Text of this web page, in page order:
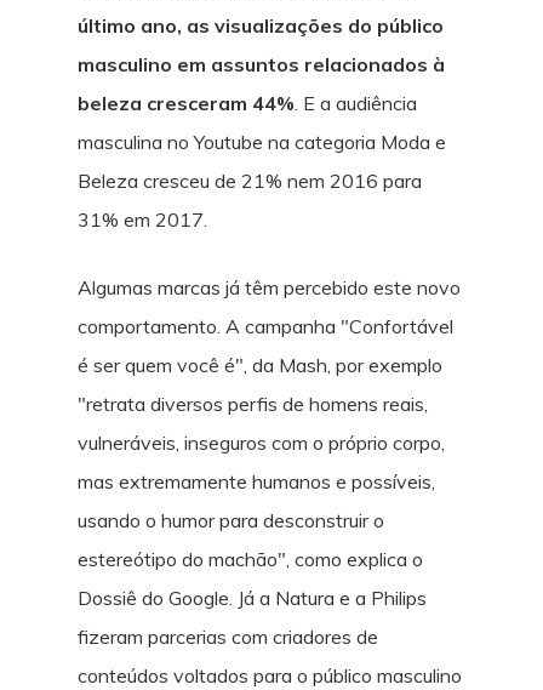
último ano, as visualizações do público
masculino em assuntos relacionados à
beleza cresceram 44%. E a audiência
masculina no Youtube na categoria Moda e
Beleza cresceu de 21% nem 2016 para
31% em 2017.
Algumas marcas já têm percebido este novo
comportamento. A campanha "Confortável
é ser quem você é", da Mash, por exemplo
"retrata diversos perfis de homens reais,
vulneráveis, inseguros com o próprio corpo,
mas extremamente humanos e possíveis,
usando o humor para desconstruir o
estereótipo do machão", como explica o
Dossiê do Google. Já a Natura e a Philips
fizeram parcerias com criadores de
conteúdos voltados para o público masculino